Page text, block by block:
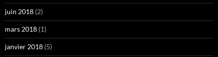
juin 2018 (2)
mars 2018 (1)
janvier 2018 (5)